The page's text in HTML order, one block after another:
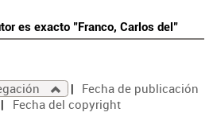
es exacto "Franco, Carlos del"
Fecha de publicación
Fecha del copyright